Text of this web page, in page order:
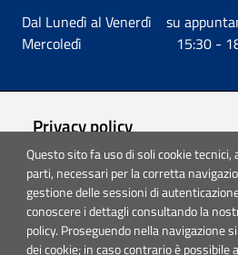
Questo sito fa uso di soli cookie tecnici,
parti, necessari per la corretta
gestione delle sessioni di
conoscere i dettagli consultando la
policy. Proseguendo nella navigazione
dei cookie; in caso contrario è possibile
Dal Lunedì al Venerdì su
Mercoledì 15:30 -
Privacy policy
Cookie policy
Accessibilità